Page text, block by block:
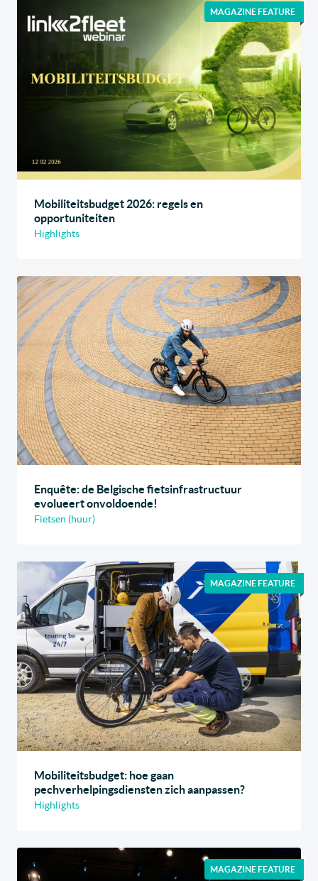
MAGAZINE FEATURE
Mobiliteitsbudget 2026: regels en
opportuniteiten
Highlights
Enquête: de Belgische fietsinfrastructuur
evolueert onvoldoende!
Fietsen (huur)
MAGAZINE FEATURE
Mobiliteitsbudget: hoe gaan
pechverhelpingsdiensten zich aanpassen?
Highlights
MAGAZINE FEATURE